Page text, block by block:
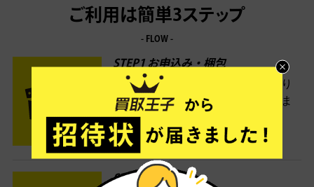
ご利用は簡単3ステップ
- FLOW -
STEP1 お申込み・梱包
ネットでお申込みしたら、箱に売り
たい商品をいろいろ詰めて梱包しま
す。
STEP2 発送